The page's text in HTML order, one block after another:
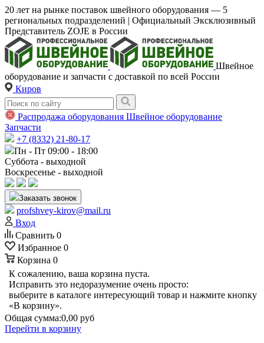
20 лет на рынке поставок швейного оборудования — 5
региональных подразделений | Официальный Эксклюзивный
Представитель ZOJE в России
Швейное
оборудование и запчасти с доставкой по всей России
Киров
Распродажа оборудования Швейное оборудование
Запчасти
+7 (8332) 21-80-17
Пн - Пт 09:00 - 18:00
Суббота - выходной
Воскресенье - выходной
Заказать звонок
profshvey-kirov@mail.ru
Вход
Сравнить 0
Избранное 0
Корзина 0
К сожалению, ваша корзина пуста.
Исправить это недоразумение очень просто:
выберите в каталоге интересующий товар и нажмите кнопку
«В корзину».
Общая сумма:0,00 руб
Перейти в корзину